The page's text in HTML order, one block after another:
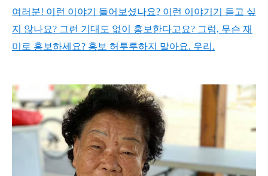
여러분! 이런 이야기 들어보셨나요? 이런 이야기기 듣고 싶
지 않나요? 그런 기대도 없이 홍보한다고요? 그럼, 무슨 재
미로 홍보하세요? 홍보 허투루하지 말아요. 우리.